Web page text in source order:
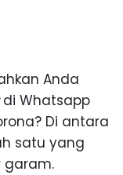
Anda
di Whatsapp
Di antara
satu yang
garam.